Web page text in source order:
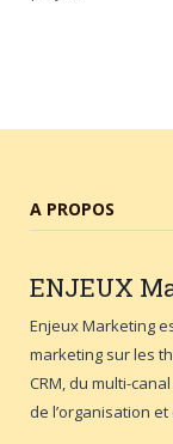
A PROPOS
ENJEUX
Enjeux Marketing
marketing sur les
CRM, du multi-
de l’organisation